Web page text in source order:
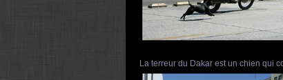
La terreur du Dakar est un chien qui